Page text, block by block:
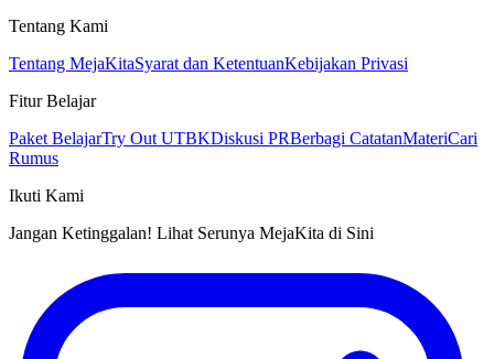
Tentang Kami
Tentang MejaKitaSyarat dan KetentuanKebijakan Privasi
Fitur Belajar
Paket BelajarTry Out UTBKDiskusi PRBerbagi CatatanMateriCari
Rumus
Ikuti Kami
Jangan Ketinggalan! Lihat Serunya MejaKita di Sini